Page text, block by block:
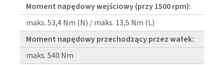
Moment napędowy wejściowy (przy 1500 rpm):
maks. 53,4 Nm (N) / maks. 13,5 Nm (L)
Moment napędowy przechodzący przez wałek:
maks. 540 Nm